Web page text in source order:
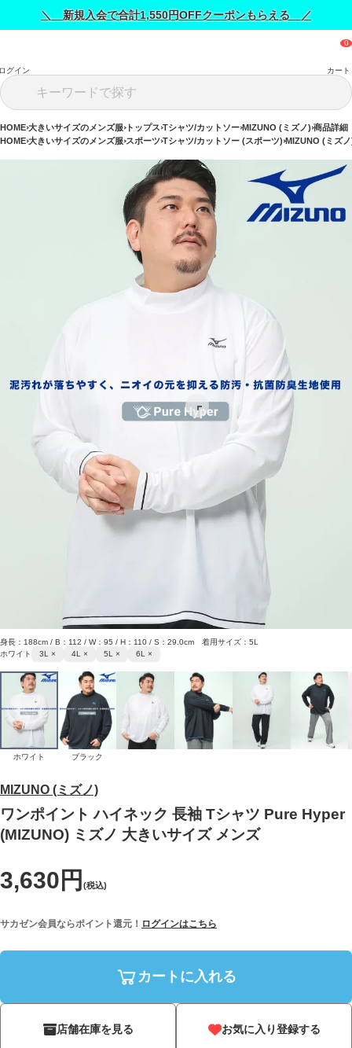
＼ 新規入会で合計1,550円OFFクーポンもらえる ／
グイン カート
HOME 大きいサイズのメンズ服 トップス Tシャツ/カットソー MIZUNO (ミズノ) 商品詳細
HOME 大きいサイズのメンズ服 スポーツ Tシャツ/カットソー (スポーツ) MIZUNO (ミズ
MIZUNO (ミズノ)
ワンポイント ハイネック 長袖 Tシャツ Pure Hyper
(MIZUNO) ミズノ 大きいサイズ メンズ
3,630円 (税込)
サカゼン会員ならポイント還元！ ログインはこちら
カートに入れる
店舗在庫を見る お気に入り登録する
身長：188cm / B：112 / W：95 / H：110 / S：29.0cm 着用サイズ：5L
ホワイト
3L × 4L × 5L × 6L ×
ホワイト ブラック